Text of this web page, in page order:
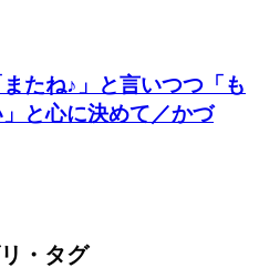
たね♪」と言いつつ「も
と心に決めて／かづ
・タグ